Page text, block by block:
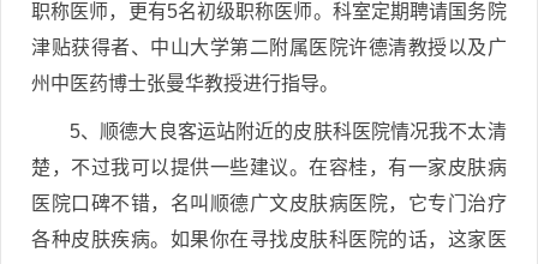
职称医师，更有5名初级职称医师。科室定期聘请国务院
津贴获得者、中山大学第二附属医院许德清教授以及广
州中医药博士张曼华教授进行指导。
5、顺德大良客运站附近的皮肤科医院情况我不太清
楚，不过我可以提供一些建议。在容桂，有一家皮肤病
医院口碑不错，名叫顺德广文皮肤病医院，它专门治疗
各种皮肤疾病。如果你在寻找皮肤科医院的话，这家医